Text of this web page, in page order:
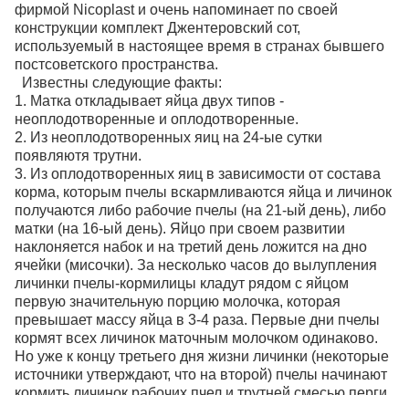
фирмой Nicoplast и очень напоминает по своей
конструкции комплект Джентеровский сот,
используемый в настоящее время в странах бывшего
постсоветского пространства.
Известны следующие факты:
1. Матка откладывает яйца двух типов -
неоплодотворенные и оплодотворенные.
2. Из неоплодотворенных яиц на 24-ые сутки
появляютя трутни.
3. Из оплодотворенных яиц в зависимости от состава
корма, которым пчелы вскармливаются яйца и личинок
получаются либо рабочие пчелы (на 21-ый день), либо
матки (на 16-ый день). Яйцо при своем развитии
наклоняется набок и на третий день ложится на дно
ячейки (мисочки). За несколько часов до вылупления
личинки пчелы-кормилицы кладут рядом с яйцом
первую значительную порцию молочка, которая
превышает массу яйца в 3-4 раза. Первые дни пчелы
кормят всех личинок маточным молочком одинаково.
Но уже к концу третьего дня жизни личинки (некоторые
источники утверждают, что на второй) пчелы начинают